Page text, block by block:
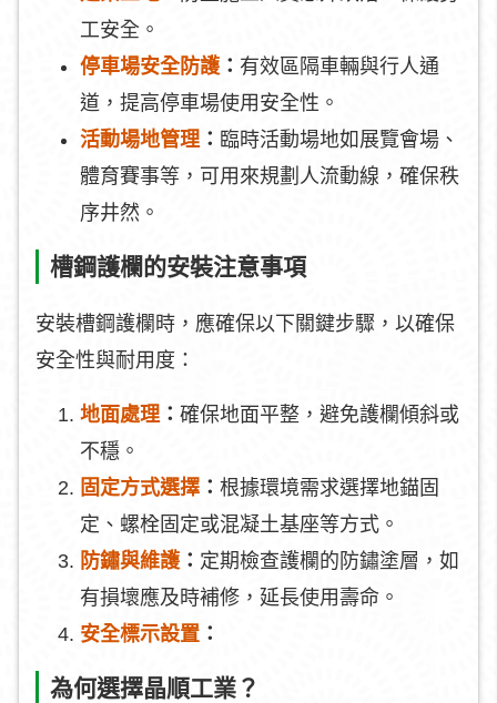
工安全。
停車場安全防護： 有效區隔車輛與行人通
道，提高停車場使用安全性。
活動場地管理： 臨時活動場地如展覽會場、
體育賽事等，可用來規劃人流動線，確保秩
序井然。
槽鋼護欄的安裝注意事項
安裝槽鋼護欄時，應確保以下關鍵步驟，以確保
安全性與耐用度：
地面處理： 確保地面平整，避免護欄傾斜或
不穩。
固定方式選擇 ： 根據環境需求選擇地錨固
定、螺栓固定或混凝土基座等方式。
防鏽與維護： 定期檢查護欄的防鏽塗層，如
有損壞應及時補修，延長使用壽命。
安全標示設置 ：
為何選擇晶順工業？